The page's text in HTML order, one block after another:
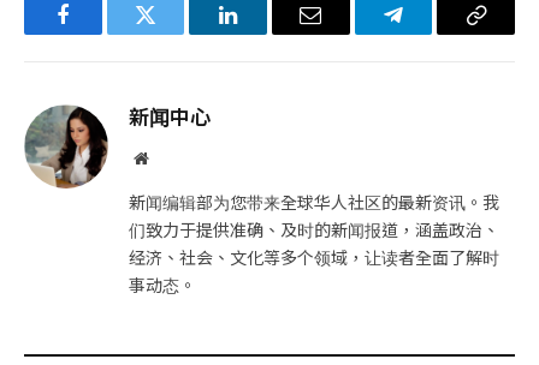
FacebookTwitter LinkedIn电
Telegram复
新闻中心
网
新闻编辑部为您带来全球华人社区的最新资讯。我
们致力于提供准确、及时的新闻报道，涵盖政治、
经济、社会、文化等多个领域，让读者全面了解时
事动态。